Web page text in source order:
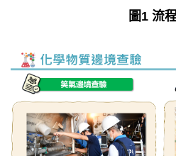
圖1 流